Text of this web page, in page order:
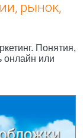
рынок,
Понятия,
онлайн или